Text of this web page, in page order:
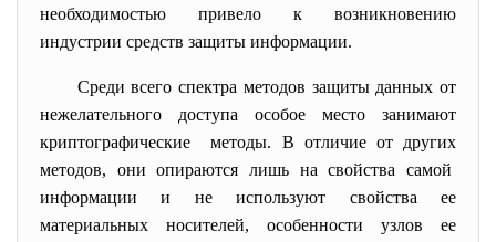
необходимостью привело к возникновению
индустрии средств защиты информации.
Среди всего спектра методов защиты данных от
нежелательного доступа особое место занимают
криптографические методы. В отличие от других
методов, они опираются лишь на свойства самой
информации и не используют свойства ее
материальных носителей, особенности узлов ее